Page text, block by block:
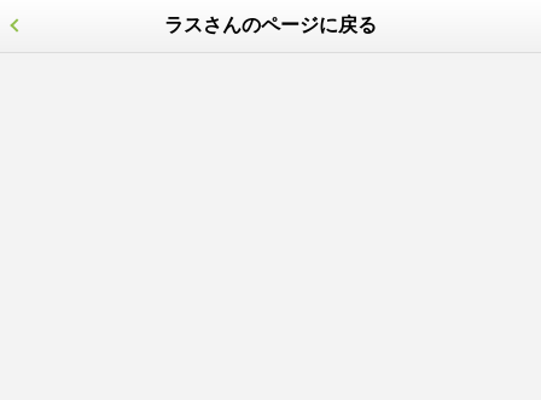
ラスさんのページに戻る